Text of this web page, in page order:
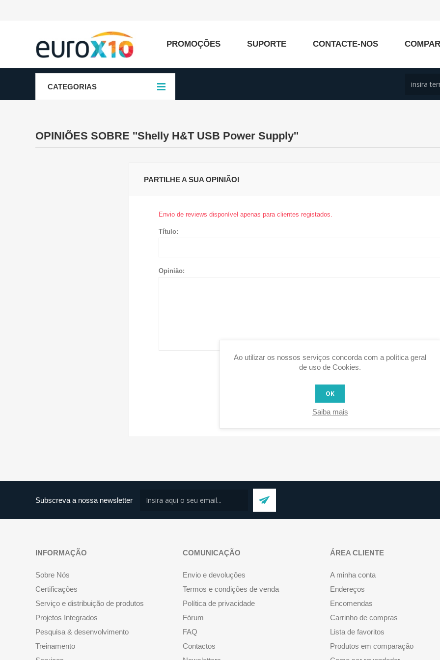
PROMOÇÕES SUPORTE CONTACTE-NOS
CATEGORIAS
OPINIÕES SOBRE Shelly H&T USB Power Supply
PARTILHE A SUA OPINIÃO!
Envio de reviews disponível apenas para clientes registados.
Título:
Opinião:
Votação:
ENVIAR OPINIÃO
Subscreva a nossa newsletter
INFORMAÇÃO
Sobre Nós
Certificações
Serviço e distribuição de produtos
Projetos Integrados
Pesquisa & desenvolvimento
Treinamento
COMUNICAÇÃO
Envio e devoluções
Termos e condições de venda
Política de privacidade
Fórum
FAQ
Contactos
ÁREA CLIENTE
A minha conta
Endereços
Encomendas
Carrinho de compras
Lista de favoritos
Produtos em comparação
Ao utilizar os nossos serviços concorda com a política geral
de uso de Cookies.
OK
Saiba mais